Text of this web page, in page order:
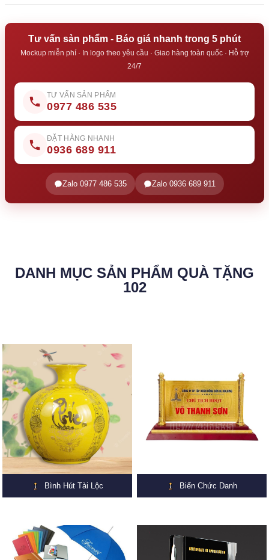
Tư vấn sản phẩm - Báo giá nhanh trong 5 phút
Mockup miễn phí · In logo theo yêu cầu · Giao hàng toàn quốc · Hỗ trợ
24/7
TƯ VẤN SẢN PHẨM
0977 486 535
ĐẶT HÀNG NHANH
0936 689 911
Zalo 0977 486 535 Zalo 0936 689 911
DANH MỤC SẢN PHẨM QUÀ TẶNG
102
Bình Hút Tài Lộc Biển Chức Danh